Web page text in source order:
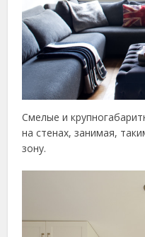
Смелые и
на стенах, занимая,
зону.